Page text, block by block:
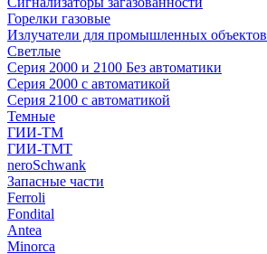
Горелки газовые
Излучатели для промышленных объектов
Светлые
Серия 2000 и 2100 Без автоматики
Серия 2000 с автоматикой
Серия 2100 с автоматикой
Темные
ГИИ-ТМ
ГИИ-ТМТ
neroSchwank
Запасные части
Ferroli
Fondital
Antea
Minorca